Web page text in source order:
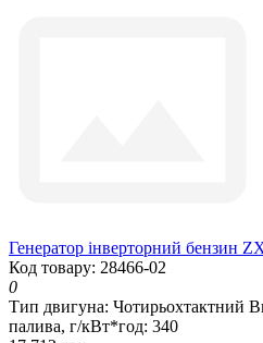
Генератор інверторний бензин
Код товару: 28466-02
0
Тип двигуна: Чотирьохтактний
палива, г/кВт*год: 340